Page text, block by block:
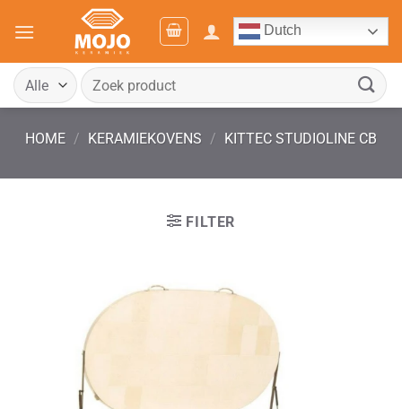
naar
Dutch
Zoeken
naar:
HOME / KERAMIEKOVENS / KITTEC STUDIOLINE CB
FILTER